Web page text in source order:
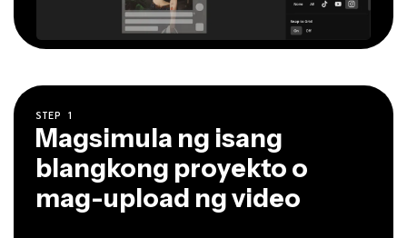
STEP 1
Magsimula ng isang
blangkong proyekto o
mag-upload ng video